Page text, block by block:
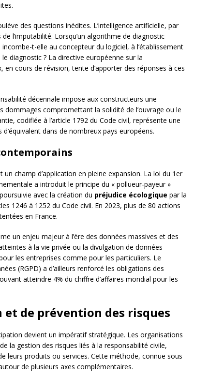
des questions inédites. L’intelligence artificielle, par
l’imputabilité. Lorsqu’un algorithme de diagnostic
t-elle au concepteur du logiciel, à l’établissement
diagnostic ? La directive européenne sur la
cours de révision, tente d’apporter des réponses à ces
décennale impose aux constructeurs une
dommages compromettant la solidité de l’ouvrage ou le
codifiée à l’article 1792 du Code civil, représente une
d’équivalent dans de nombreux pays européens.
un champ d’application en pleine expansion. La loi du 1er
a introduit le principe du « pollueur-payeur »
avec la création du préjudice écologique par la
1246 à 1252 du Code civil. En 2023, plus de 80 actions
en France.
un enjeu majeur à l’ère des données massives et des
à la vie privée ou la divulgation de données
les entreprises comme pour les particuliers. Le
(RGPD) a d’ailleurs renforcé les obligations des
atteindre 4% du chiffre d’affaires mondial pour les
de prévention des risques
devient un impératif stratégique. Les organisations
la gestion des risques liés à la responsabilité civile,
leurs produits ou services. Cette méthode, connue sous
de plusieurs axes complémentaires.